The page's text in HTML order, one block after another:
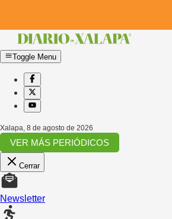
Toggle Menu
Xalapa, 8 de agosto de 2026
VER MÁS PERIÓDICOS
Cerrar
Newsletter